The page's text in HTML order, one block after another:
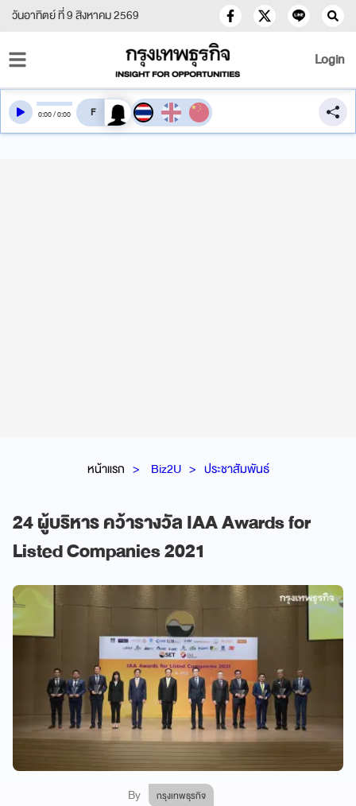
วันอาทิตย์ ที่ 9 สิงหาคม 2569
Login
หน้าแรก Biz2U ประชาสัมพันธ์
24 ผู้บริหาร คว้ารางวัล IAA Awards for
Listed Companies 2021
By กรุงเทพธุรกิจ
0:00/0:00 สลับเสียงอ่าน